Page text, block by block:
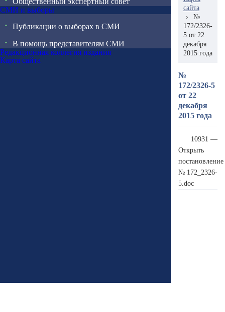
СМИ и выборы
Публикации о выборах в СМИ
В помощь представителям СМИ
Редакционная коллегия издания
Карта сайта
сайта
›
№
172/2326-
5 от 22
декабря
2015 года
№
172/2326-5
от 22
декабря
2015 года
10931 —
Открыть
постановление
№ 172_2326-
5.doc